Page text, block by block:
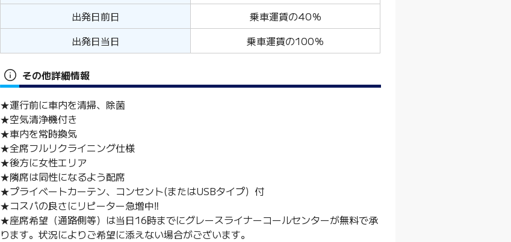
出発日前日
乗車運賃の40％
出発日当日
乗車運賃の100％
その他詳細情報
★運行前に車内を清掃、除菌
★空気清浄機付き
★車内を常時換気
★全席フルリクライニング仕様
★後方に女性エリア
★隣席は同性になるよう配席
★プライベートカーテン、コンセント(またはUSBタイプ）付
★コスパの良さにリピーター急増中‼︎
★座席希望（通路側等）は当日16時までにグレースライナーコールセンターが無料で承
ります。状況によりご希望に添えない場合がございます。